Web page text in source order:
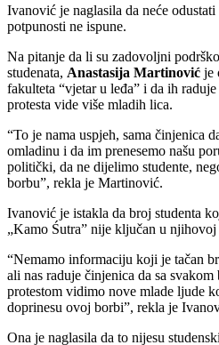
Ivanović je naglasila da neće
potpunosti ne ispune.
Na pitanje da li su zadovoljni
studenata, Anastasija Martinović je
fakulteta “vjetar u leđa” i da ih
protesta vide više mladih lica.
“To je nama uspjeh, sama činjenica
omladinu i da im prenesemo našu
politički, da ne dijelimo studente,
borbu”, rekla je Martinović.
Ivanović je istakla da broj studenta
„Kamo Śutra” nije ključan u
“Nemamo informaciju koji je tačan
ali nas raduje činjenica da sa
protestom vidimo nove mlade ljude
doprinesu ovoj borbi”, rekla je
Ona je naglasila da to nijesu